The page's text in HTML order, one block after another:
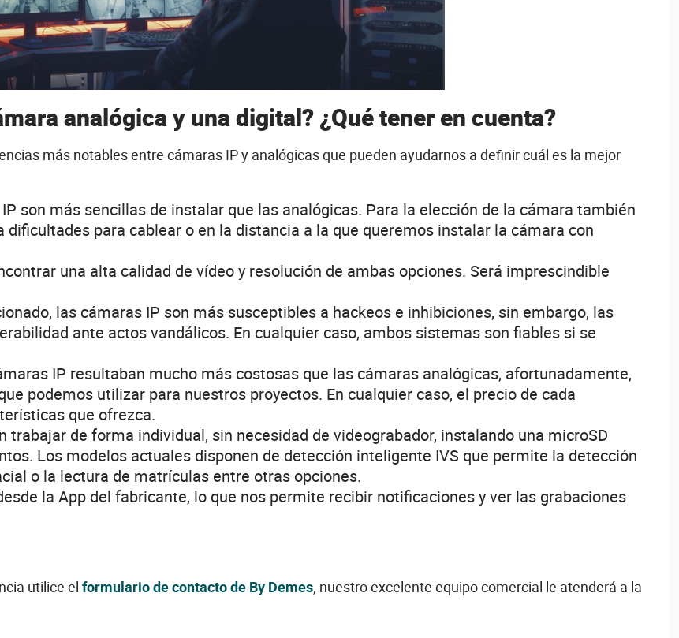
analógica y una digital? ¿Qué tener en cuenta?
más notables entre cámaras IP y analógicas que pueden ayudarnos a definir cuál es la mejor
son más sencillas de instalar que las analógicas. Para la elección de la cámara también
para cablear o en la distancia a la que queremos instalar la cámara con
una alta calidad de vídeo y resolución de ambas opciones. Será imprescindible
las cámaras IP son más susceptibles a hackeos e inhibiciones, sin embargo, las
ante actos vandálicos. En cualquier caso, ambos sistemas son fiables si se
IP resultaban mucho más costosas que las cámaras analógicas, afortunadamente,
podemos utilizar para nuestros proyectos. En cualquier caso, el precio de cada
que ofrezca.
trabajar de forma individual, sin necesidad de videograbador, instalando una microSD
Los modelos actuales disponen de detección inteligente IVS que permite la detección
o la lectura de matrículas entre otras opciones.
la App del fabricante, lo que nos permite recibir notificaciones y ver las grabaciones
utilice el formulario de contacto de By Demes, nuestro excelente equipo comercial le atenderá a la